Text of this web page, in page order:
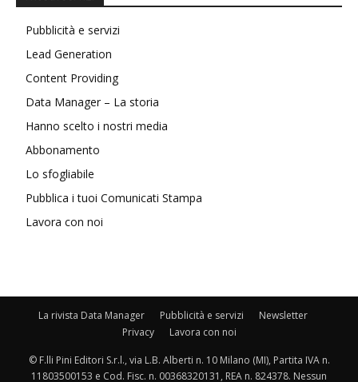
Pubblicità e servizi
Lead Generation
Content Providing
Data Manager – La storia
Hanno scelto i nostri media
Abbonamento
Lo sfogliabile
Pubblica i tuoi Comunicati Stampa
Lavora con noi
La rivista Data Manager Pubblicità e servizi
Newsletter
Privacy
Lavora con noi
© F.lli Pini Editori S.r.l., via L.B. Alberti n. 10 Milano (MI), Partita IVA n.
11803500153 e Cod. Fisc. n. 00368320131, REA n. 824378. Nessun